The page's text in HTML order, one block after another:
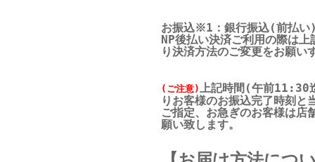
お振込※1：銀行振込(前払
NP後払い決済ご利用の際は
り決済方法のご変更をお願い
(ご注意)上記時間(午前11:30
りお客様のお振込完了時刻と
ご指定、お急ぎのお客様は店
願い致します。